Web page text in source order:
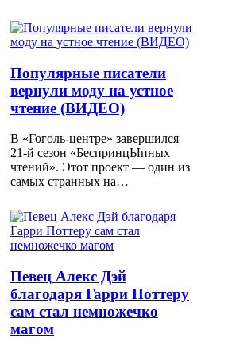
Популярные писатели
вернули моду на устное
чтение (ВИДЕО)
В «Гоголь-центре» завершился
21-й сезон «БеспринцЫпных
чтений». Этот проект — один из
самых странных на…
Певец Алекс Дэй
благодаря Гарри Поттеру
сам стал немножечко
магом